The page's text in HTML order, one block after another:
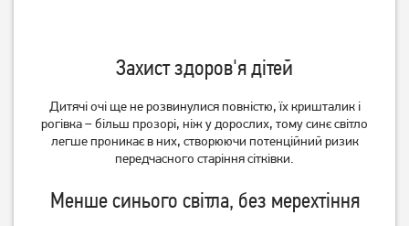
Захист здоров'я дітей
Дитячі очі ще не розвинулися повністю, їх кришталик і
рогівка – більш прозорі, ніж у дорослих, тому синє світло
легше проникає в них, створюючи потенційний ризик
передчасного старіння сітківки.
Менше синього світла, без мерехтіння